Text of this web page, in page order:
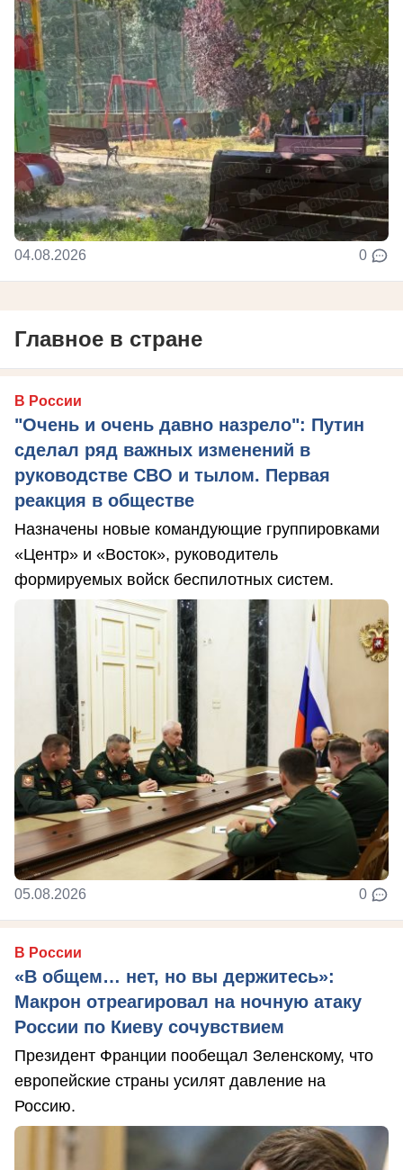
04.08.2026 0
Главное в стране
В России
"Очень и очень давно назрело": Путин
сделал ряд важных изменений в
руководстве СВО и тылом. Первая
реакция в обществе
Назначены новые командующие группировками
«Центр» и «Восток», руководитель
формируемых войск беспилотных систем.
05.08.2026 0
В России
«В общем… нет, но вы держитесь»:
Макрон отреагировал на ночную атаку
России по Киеву сочувствием
Президент Франции пообещал Зеленскому, что
европейские страны усилят давление на
Россию.